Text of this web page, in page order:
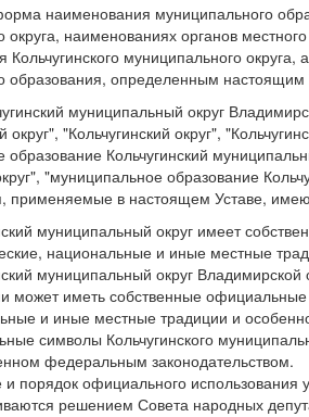
наименования муниципального
округа, наименованиях органов
Кольчугинского муниципального
образования, определенным настоящим
муниципальный округ
"Кольчугинский округ",
образование Кольчугинский
"муниципальное образование
применяемые в настоящем Уставе,
муниципальный округ имеет
национальные и иные местные
муниципальный округ Владимирской
может иметь собственные
и иные местные традиции и
символы Кольчугинского
федеральным законодательством.
порядок официального использования
решением Совета народных